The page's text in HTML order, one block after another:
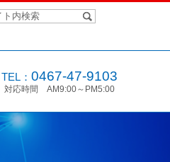
TEL： 0467-47-9103
対応時間 AM9:00～PM5:00